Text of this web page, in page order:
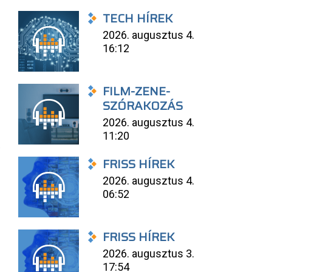
TECH HÍREK
2026. augusztus 4.
16:12
FILM-ZENE-
SZÓRAKOZÁS
2026. augusztus 4.
11:20
FRISS HÍREK
2026. augusztus 4.
06:52
FRISS HÍREK
2026. augusztus 3.
17:54